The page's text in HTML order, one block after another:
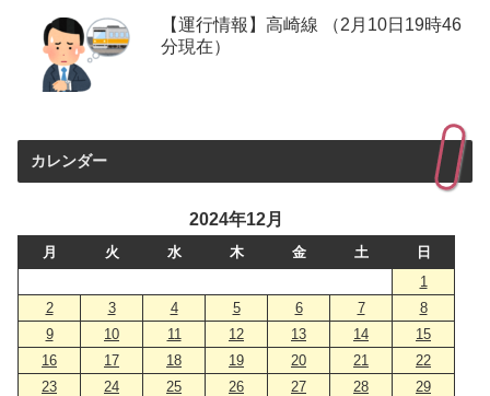
【運行情報】高崎線 （2月10日19時46
分現在）
カレンダー
2024年12月
月 火 水 木 金 土
日
1
2
3 4 5 6 7
8
9
10 11 12 13 14
15
16
17 18 19 20 21
22
23
24 25 26 27 28
29